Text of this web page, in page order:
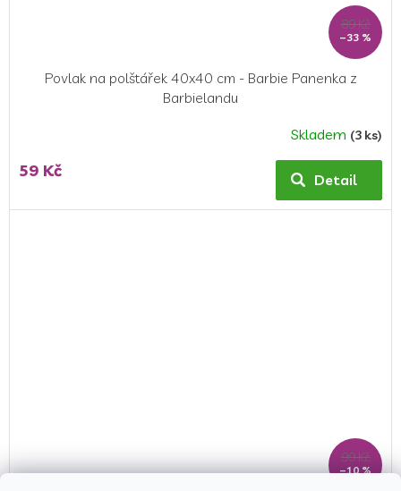
89 Kč
–33 %
Povlak na polštářek 40x40 cm - Barbie Panenka z
Barbielandu
Skladem (3 ks)
59 Kč Detail
99 Kč
–10 %